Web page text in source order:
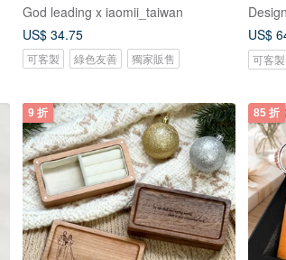
God leading x iaomii_taiwan
US$ 34.75
可客製 綠色友善 獨家販售
US$
可客製
9 折 85 折